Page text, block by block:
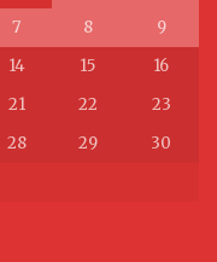
7 8
9
14 15
16
21 22
23
28 29
30